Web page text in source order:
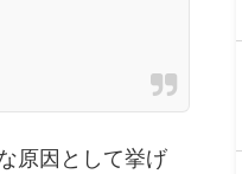
原因として挙げ